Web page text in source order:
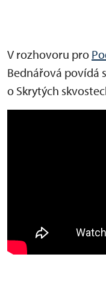
V rozhovoru pro
Bednářová povídá
o Skrytých